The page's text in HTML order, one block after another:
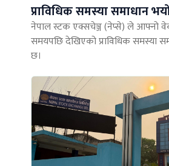
प्राविधिक समस्या समाधान
नेपाल स्टक एक्सचेञ्ज (नेप्से) ले आफ्नो
समयपछि देखिएको प्राविधिक समस्या
छ।